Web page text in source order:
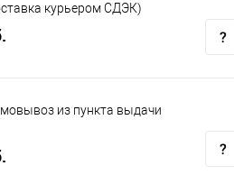
курьером СДЭК)
из пункта выдачи